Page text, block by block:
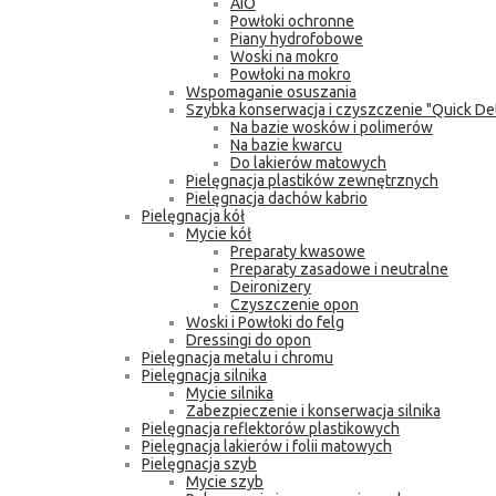
Powłoki ochronne
Piany hydrofobowe
Woski na mokro
Powłoki na mokro
Wspomaganie osuszania
Szybka konserwacja i czyszczenie "Quick
Na bazie wosków i polimerów
Na bazie kwarcu
Do lakierów matowych
Pielęgnacja plastików zewnętrznych
Pielęgnacja dachów kabrio
Pielęgnacja kół
Mycie kół
Preparaty kwasowe
Preparaty zasadowe i neutralne
Deironizery
Czyszczenie opon
Woski i Powłoki do felg
Dressingi do opon
Pielęgnacja metalu i chromu
Pielęgnacja silnika
Mycie silnika
Zabezpieczenie i konserwacja silnika
Pielęgnacja reflektorów plastikowych
Pielęgnacja lakierów i folii matowych
Pielęgnacja szyb
Mycie szyb